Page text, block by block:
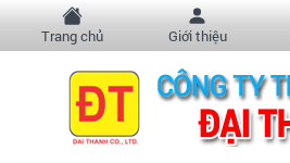
Trang chủ Giới thiệu